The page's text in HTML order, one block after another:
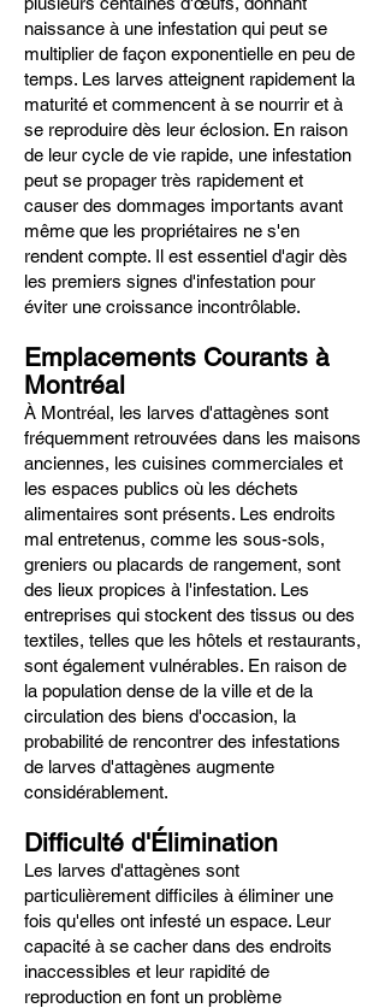
naissance à une infestation qui peut se
multiplier de façon exponentielle en peu de
temps. Les larves atteignent rapidement la
maturité et commencent à se nourrir et à
se reproduire dès leur éclosion. En raison
de leur cycle de vie rapide, une infestation
peut se propager très rapidement et
causer des dommages importants avant
même que les propriétaires ne s'en
rendent compte. Il est essentiel d'agir dès
les premiers signes d'infestation pour
éviter une croissance incontrôlable.
Emplacements Courants à
Montréal
À Montréal, les larves d'attagènes sont
fréquemment retrouvées dans les maisons
anciennes, les cuisines commerciales et
les espaces publics où les déchets
alimentaires sont présents. Les endroits
mal entretenus, comme les sous-sols,
greniers ou placards de rangement, sont
des lieux propices à l'infestation. Les
entreprises qui stockent des tissus ou des
textiles, telles que les hôtels et restaurants,
sont également vulnérables. En raison de
la population dense de la ville et de la
circulation des biens d'occasion, la
probabilité de rencontrer des infestations
de larves d'attagènes augmente
considérablement.
Difficulté d'Élimination
Les larves d'attagènes sont
particulièrement difficiles à éliminer une
fois qu'elles ont infesté un espace. Leur
capacité à se cacher dans des endroits
inaccessibles et leur rapidité de
reproduction en font un problème